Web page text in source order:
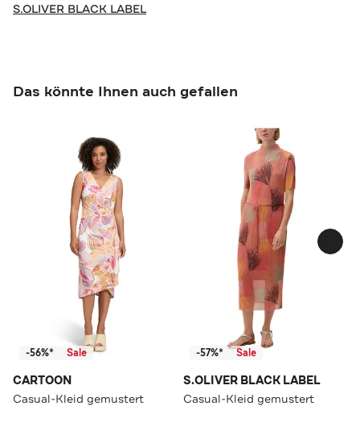
S.OLIVER BLACK LABEL
Das könnte Ihnen auch gefallen
-56%* Sale
CARTOON
Casual-Kleid gemustert
-57%* Sale
S.OLIVER BLACK LABEL
Casual-Kleid gemustert